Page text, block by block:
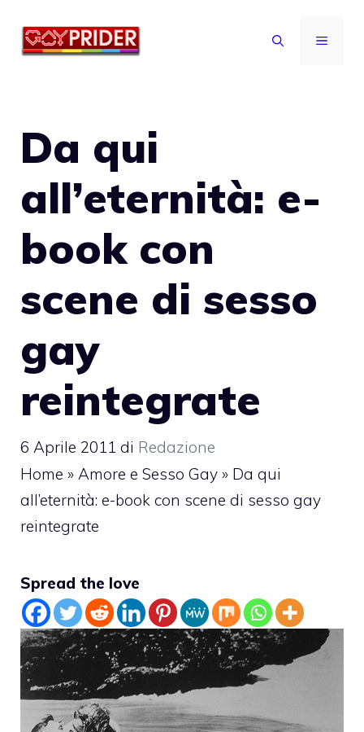
MENU
Da qui
all’eternità: e-
book con
scene di sesso
gay
reintegrate
6 Aprile 2011 di Redazione
Home » Amore e Sesso Gay » Da qui
all’eternità: e-book con scene di sesso gay
reintegrate
Spread the love